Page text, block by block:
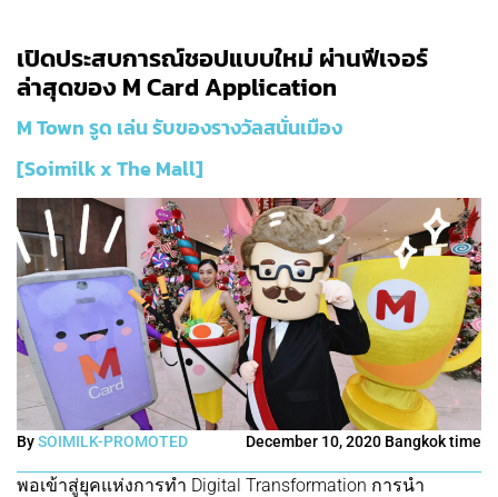
เปิดประสบการณ์ชอปแบบใหม่ ผ่านฟีเจอร์
ล่าสุดของ M Card Application
M Town รูด เล่น รับของรางวัลสนั่นเมือง
[Soimilk x The Mall]
BySOIMILK-PROMOTED December 10, 2020 Bangkok time
พอเข้าสู่ยุคแห่งการทำ Digital Transformation การนำ